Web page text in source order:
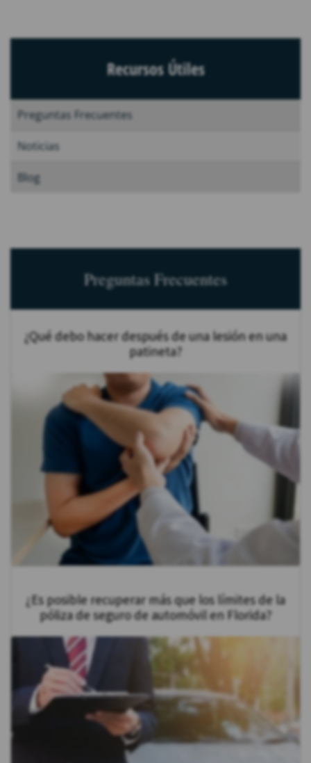
Recursos Útiles
Preguntas Frecuentes
Noticias
Blog
Preguntas Frecuentes
¿Qué debo hacer después de una lesión en una
patineta?
¿Es posible recuperar más que los límites de la
póliza de seguro de automóvil en Florida?